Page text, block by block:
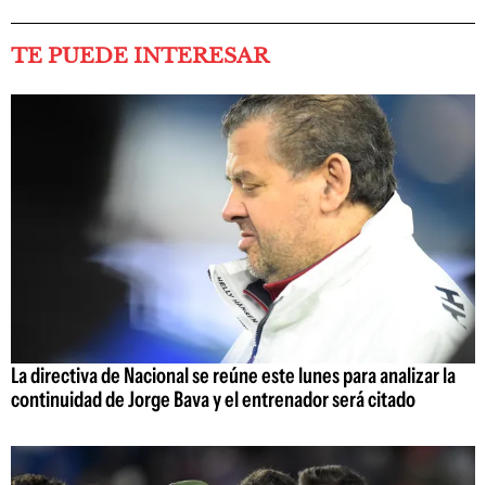
TE PUEDE INTERESAR
La directiva de Nacional se reúne este lunes para analizar la
continuidad de Jorge Bava y el entrenador será citado